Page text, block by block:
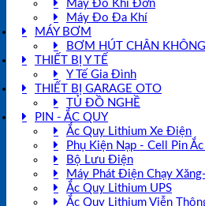
Máy Đo Khí Đơn
Máy Đo Đa Khí
MÁY BƠM
BƠM HÚT CHÂN KHÔNG
THIẾT BỊ Y TẾ
Y Tế Gia Đình
THIẾT BỊ GARAGE OTO
TỦ ĐỒ NGHỀ
PIN - ẮC QUY
Ắc Quy Lithium Xe Điện
Phụ Kiện Nạp - Cell Pin
Bộ Lưu Điện
Máy Phát Điện Chạy
Ắc Quy Lithium UPS
Ắc Quy Lithium Viễn